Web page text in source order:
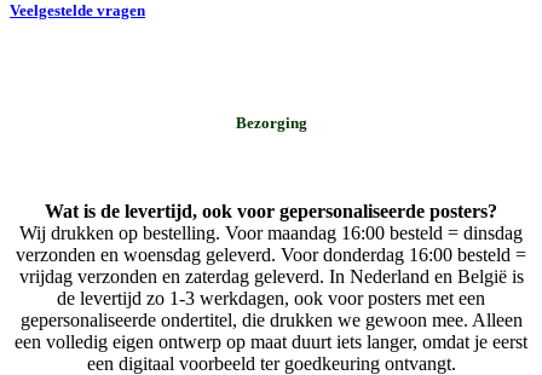
Veelgestelde vragen
Bezorging
Wat is de levertijd, ook voor gepersonaliseerde posters?
Wij drukken op bestelling. Voor maandag 16:00 besteld = dinsdag
verzonden en woensdag geleverd. Voor donderdag 16:00 besteld =
vrijdag verzonden en zaterdag geleverd. In Nederland en België is
de levertijd zo 1-3 werkdagen, ook voor posters met een
gepersonaliseerde ondertitel, die drukken we gewoon mee. Alleen
een volledig eigen ontwerp op maat duurt iets langer, omdat je eerst
een digitaal voorbeeld ter goedkeuring ontvangt.